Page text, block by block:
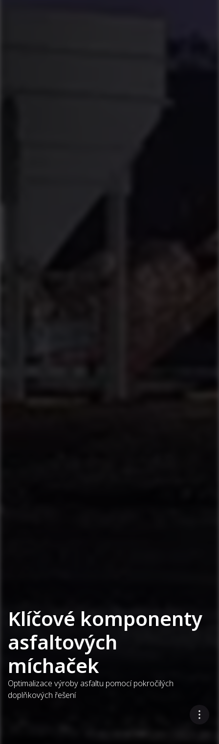
Klíčové komponenty
asfaltových
míchaček
Optimalizace výroby asfaltu pomocí pokročilých
doplňkových řešení